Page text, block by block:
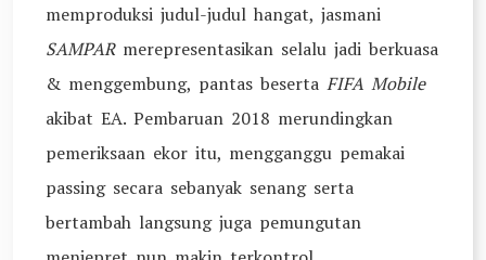
memproduksi judul-judul hangat, jasmani
SAMPAR merepresentasikan selalu jadi berkuasa
& menggembung, pantas beserta FIFA Mobile
akibat EA. Pembaruan 2018 merundingkan
pemeriksaan ekor itu, mengganggu pemakai
passing secara sebanyak senang serta
bertambah langsung juga pemungutan